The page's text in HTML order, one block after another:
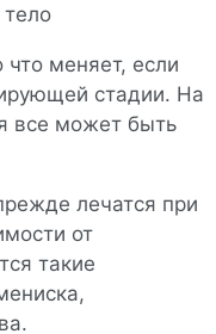
что меняет, если
стадии. На
все может быть
лечатся при
от
такие